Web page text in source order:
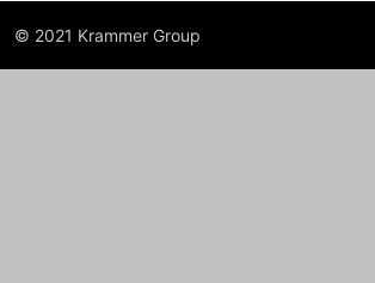
© 2021 Krammer Group